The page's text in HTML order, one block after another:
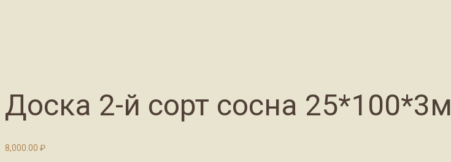
Доска 2-й сорт сосна 25*100*3м
8,000.00 ₽